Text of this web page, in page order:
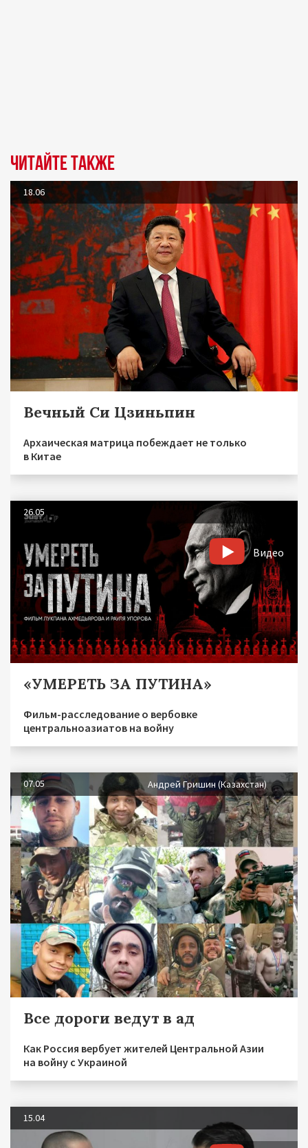
Читайте также
18.06
Вечный Си Цзиньпин
Архаическая матрица побеждает не только
в Китае
26.05
Видео
«УМЕРЕТЬ ЗА ПУТИНА»
Фильм-расследование о вербовке
центральноазиатов на войну
07.05 Андрей Гришин (Казахстан)
Все дороги ведут в ад
Как Россия вербует жителей Центральной Азии
на войну с Украиной
15.04